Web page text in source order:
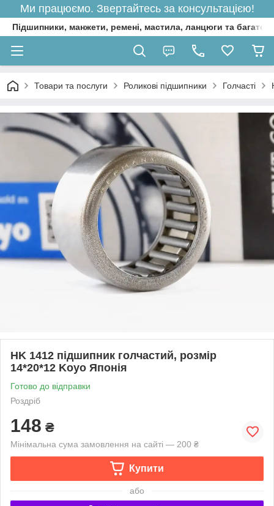
Ми працюємо. Звертайтесь за консультацією!
Підшипники, манжети, ремені, мастила, ланцюги та багато
Товари та послуги Роликові підшипники Голчасті
HK 1412 підшипник голчастий, розмір
14*20*12 Koyo Японія
Готово до відправки
Роздріб
148 ₴
Мінімальна сума замовлення на сайті — 200 ₴
Купити
або